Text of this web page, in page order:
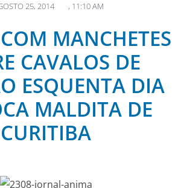
25, 2014 , 11:10 AM
MANCHETES
CAVALOS DE
ESQUENTA DIA
MALDITA DE
CURITIBA